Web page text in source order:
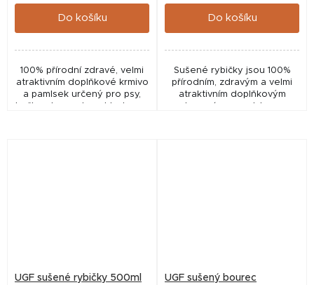
Do košíku
100% přírodní zdravé, velmi
atraktivním doplňkové krmivo
a pamlsek určený pro psy,
kočky, plazy, ryby a hlodavce.
Do košíku
Sušené rybičky jsou 100%
přírodním, zdravým a velmi
atraktivním doplňkovým
krmením a pamlskem
UGF sušené rybičky 500ml
UGF sušený bourec